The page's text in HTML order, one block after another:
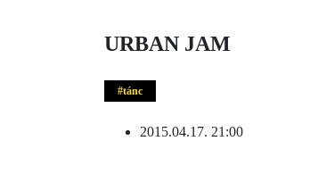
URBAN JAM
tánc
2015.04.17. 21:00